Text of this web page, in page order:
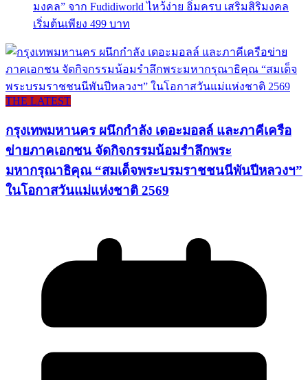
มงคล” จาก Fudidiworld ไหว้ง่าย อิ่มครบ เสริมสิริมงคล
เริ่มต้นเพียง 499 บาท
THE LATEST
กรุงเทพมหานคร ผนึกกำลัง เดอะมอลล์ และภาคีเครือ
ข่ายภาคเอกชน จัดกิจกรรมน้อมรำลึกพระ
มหากรุณาธิคุณ “สมเด็จพระบรมราชชนนีพันปีหลวงฯ”
ในโอกาสวันแม่แห่งชาติ 2569